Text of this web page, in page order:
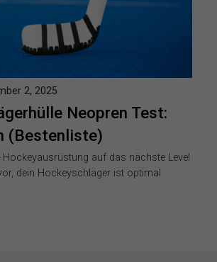
Neopren Test:
(Bestenliste)
2, 2025
Hockeyausrüstung auf das nächste Level
dein Hockeyschläger ist optimal